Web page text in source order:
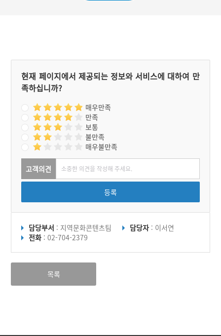
현재 페이지에서 제공되는 정보와 서비스에 대하여 만
족하십니까?
매우만족
만족
보통
불만족
매우불만족
고객의견
등록
담당부서 : 지역문화콘텐츠팀 담당자 : 이서연
전화 : 02-704-2379
목록